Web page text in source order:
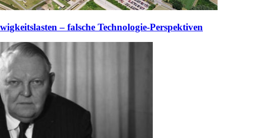
– falsche Technologie-Perspektiven